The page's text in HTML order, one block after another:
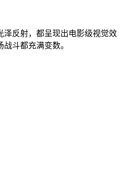
泽反射，都呈现出电影级视觉效
斗都充满变数。